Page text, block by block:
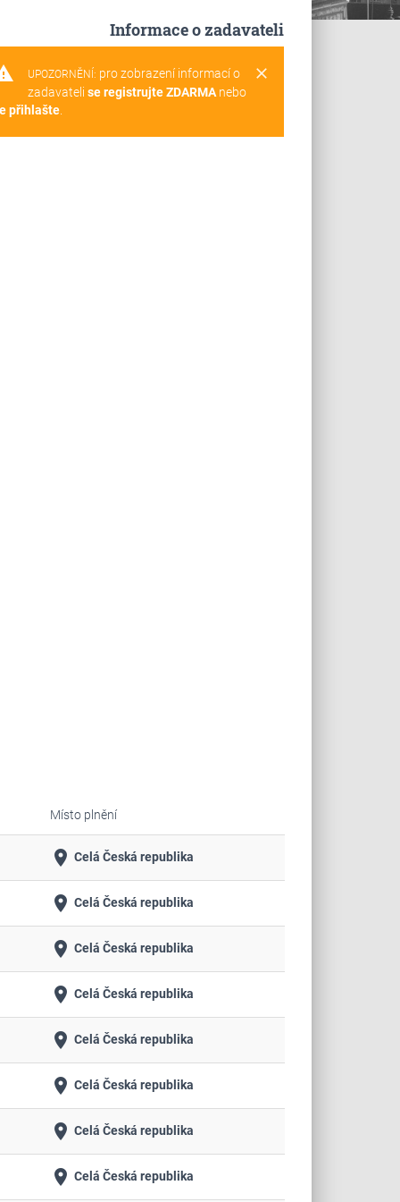
Informace o zadavateli
clear
UPOZORNĚNÍ: pro zobrazení informací o
zadavateli se registrujte ZDARMAnebo
přihlašte.
Místo plnění
place Celá Česká republika
place Celá Česká republika
place Celá Česká republika
place Celá Česká republika
place Celá Česká republika
place Celá Česká republika
place Celá Česká republika
place Celá Česká republika